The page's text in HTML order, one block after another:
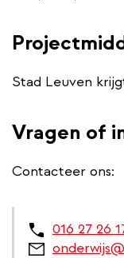
Stad Leuven
Vragen of
Contacteer ons:
016 27 26